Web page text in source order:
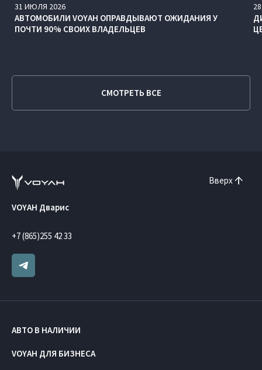
31 ИЮЛЯ 2026
АВТОМОБИЛИ VOYAH ОПРАВДЫВАЮТ ОЖИДАНИЯ У
ПОЧТИ 90% СВОИХ ВЛАДЕЛЬЦЕВ
28
СМОТРЕТЬ ВСЕ
Вверх
VOYAH Дварис
+7 (865)255 42 33
АВТО В НАЛИЧИИ
VOYAH ДЛЯ БИЗНЕСА